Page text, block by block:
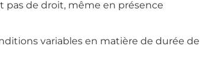
pas de droit, même en présence
variables en matière de durée de